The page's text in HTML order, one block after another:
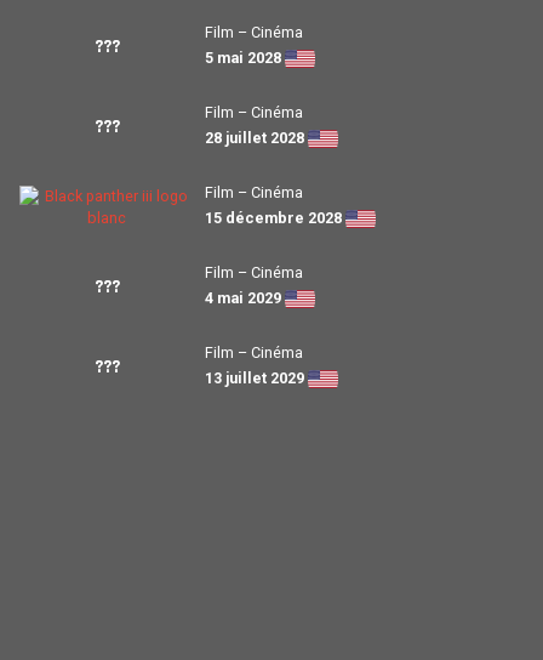
???
Film – Cinéma
5 mai 2028
???
Film – Cinéma
28 juillet 2028
Film – Cinéma
15 décembre 2028
???
Film – Cinéma
4 mai 2029
???
Film – Cinéma
13 juillet 2029